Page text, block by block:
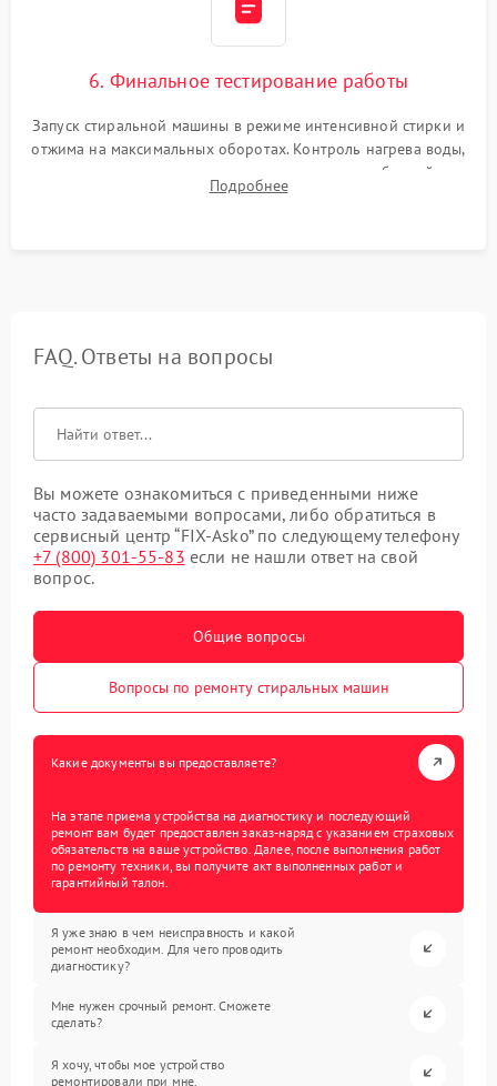
6. Финальное тестирование работы
Запуск стиральной машины в режиме интенсивной стирки и
отжима на максимальных оборотах. Контроль нагрева воды,
корректности слива, отсутствия излишних вибраций,
посторонних стуков и протечек под корпусом.
Подробнее
FAQ. Ответы на вопросы
Вы можете ознакомиться с приведенными ниже
часто задаваемыми вопросами, либо обратиться в
сервисный центр “FIX-Asko” по следующему телефону
+7 (800) 301-55-83 если не нашли ответ на свой
вопрос.
Общие вопросы
Вопросы по ремонту стиральных машин
Какие документы вы предоставляете?
На этапе приема устройства на диагностику и последующий
ремонт вам будет предоставлен заказ-наряд с указанием страховых
обязательств на ваше устройство. Далее, после выполнения работ
по ремонту техники, вы получите акт выполненных работ и
гарантийный талон.
Я уже знаю в чем неисправность и какой
ремонт необходим. Для чего проводить
диагностику?
Мне нужен срочный ремонт. Сможете
сделать?
Я хочу, чтобы мое устройство
ремонтировали при мне.